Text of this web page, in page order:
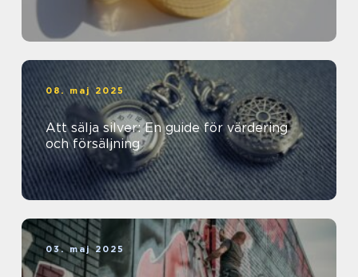
08. maj 2025
Att sälja silver: En guide för värdering
och försäljning
03. maj 2025